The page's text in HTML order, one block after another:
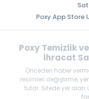
Poxy App Store
Poxy Temizlik
İhracat
Önceden haber
resimleri değiştirme,
tutar. Sitede yer alan